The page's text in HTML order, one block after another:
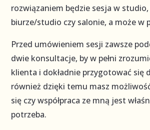
rozwiązaniem będzie sesja w
biurze/studio czy salonie, a może w
Przed umówieniem sesji zawsze
dwie konsultacje, by w pełni
klienta i dokładnie przygotować się
również dzięki temu masz
się czy współpraca ze mną jest
potrzeba.